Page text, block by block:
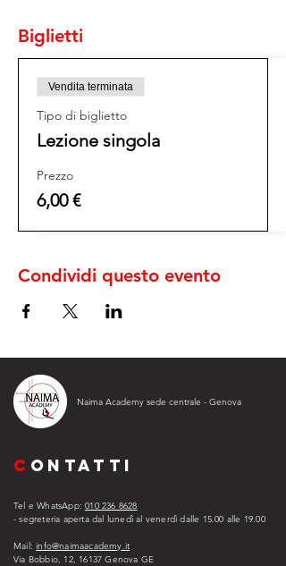
Biglietti
Vendita terminata
Tipo di biglietto
Lezione singola
Prezzo
6,00 €
Condividi questo evento
Naima Academy sede centrale - Genova
C ONTATTI
Tel e WhatsApp:010 236 8628
- segreteria aperta dal lunedì al venerdì dalle 15.00 alle 19.00
Mail:info@naimaacademy.it
Via Bobbio, 12, 16137 Genova GE